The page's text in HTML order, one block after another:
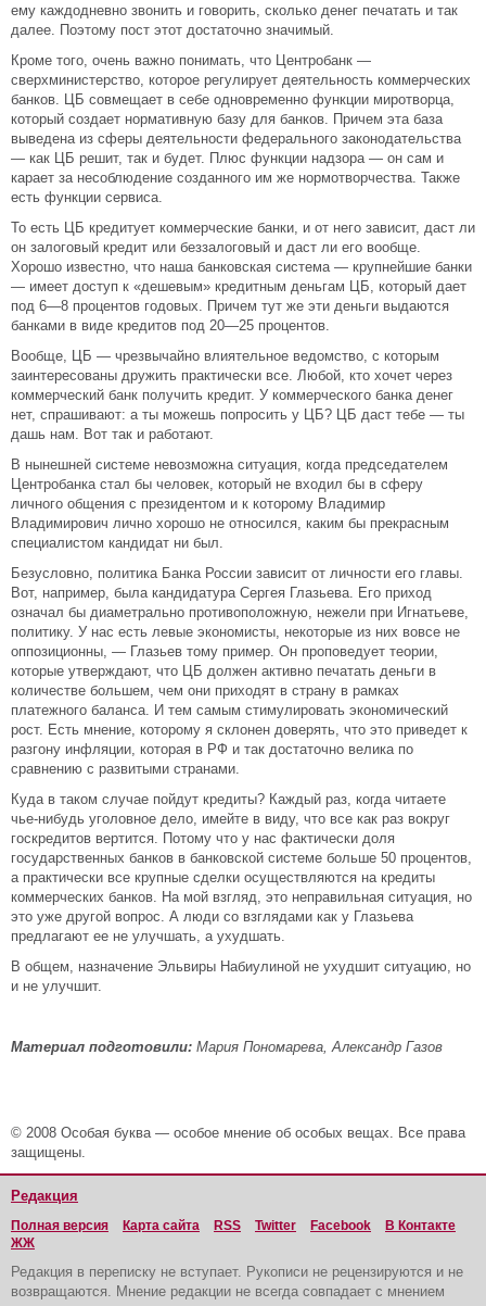
ему каждодневно звонить и говорить, сколько денег печатать и так
далее. Поэтому пост этот достаточно значимый.
Кроме того, очень важно понимать, что Центробанк —
сверхминистерство, которое регулирует деятельность коммерческих
банков. ЦБ совмещает в себе одновременно функции миротворца,
который создает нормативную базу для банков. Причем эта база
выведена из сферы деятельности федерального законодательства
— как ЦБ решит, так и будет. Плюс функции надзора — он сам и
карает за несоблюдение созданного им же нормотворчества. Также
есть функции сервиса.
То есть ЦБ кредитует коммерческие банки, и от него зависит, даст ли
он залоговый кредит или беззалоговый и даст ли его вообще.
Хорошо известно, что наша банковская система — крупнейшие банки
— имеет доступ к «дешевым» кредитным деньгам ЦБ, который дает
под 6—8 процентов годовых. Причем тут же эти деньги выдаются
банками в виде кредитов под 20—25 процентов.
Вообще, ЦБ — чрезвычайно влиятельное ведомство, с которым
заинтересованы дружить практически все. Любой, кто хочет через
коммерческий банк получить кредит. У коммерческого банка денег
нет, спрашивают: а ты можешь попросить у ЦБ? ЦБ даст тебе — ты
дашь нам. Вот так и работают.
В нынешней системе невозможна ситуация, когда председателем
Центробанка стал бы человек, который не входил бы в сферу
личного общения с президентом и к которому Владимир
Владимирович лично хорошо не относился, каким бы прекрасным
специалистом кандидат ни был.
Безусловно, политика Банка России зависит от личности его главы.
Вот, например, была кандидатура Сергея Глазьева. Его приход
означал бы диаметрально противоположную, нежели при Игнатьеве,
политику. У нас есть левые экономисты, некоторые из них вовсе не
оппозиционны, — Глазьев тому пример. Он проповедует теории,
которые утверждают, что ЦБ должен активно печатать деньги в
количестве большем, чем они приходят в страну в рамках
платежного баланса. И тем самым стимулировать экономический
рост. Есть мнение, которому я склонен доверять, что это приведет к
разгону инфляции, которая в РФ и так достаточно велика по
сравнению с развитыми странами.
Куда в таком случае пойдут кредиты? Каждый раз, когда читаете
чье-нибудь уголовное дело, имейте в виду, что все как раз вокруг
госкредитов вертится. Потому что у нас фактически доля
государственных банков в банковской системе больше 50 процентов,
а практически все крупные сделки осуществляются на кредиты
коммерческих банков. На мой взгляд, это неправильная ситуация, но
это уже другой вопрос. А люди со взглядами как у Глазьева
предлагают ее не улучшать, а ухудшать.
В общем, назначение Эльвиры Набиулиной не ухудшит ситуацию, но
и не улучшит.
Материал подготовили: Мария Пономарева, Александр Газов
© 2008 Особая буква — особое мнение об особых вещах. Все права
защищены.
Редакция
Полная версия Карта сайта RSS Twitter Facebook
В Контакте
ЖЖ
Редакция в переписку не вступает. Рукописи не рецензируются и не
возвращаются. Мнение редакции не всегда совпадает с мнением